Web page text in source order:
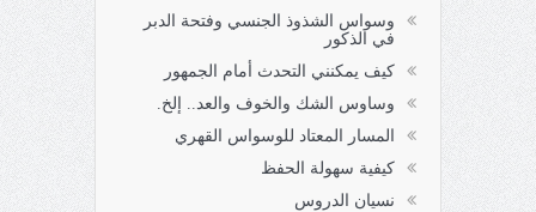
وسواس الشذوذ الجنسي وفتحة الدبر
في الذكور
كيف يمكنني التحدث أمام الجمهور
وساوس الشك والخوف والعد.. إلخ.
المسار المعتاد للوسواس القهري
كيفية سهولة الحفظ
نسيان الدروس